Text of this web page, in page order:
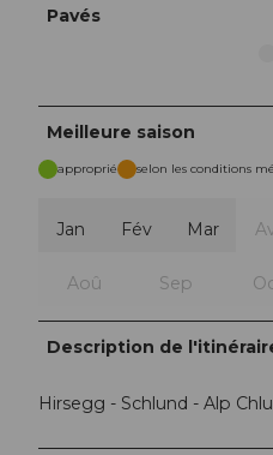
Pavés
Meilleure saison
approprié selon les conditions
Jan Fév Mar
Aoû Sep
Description de
Hirsegg - Schlund - Alp